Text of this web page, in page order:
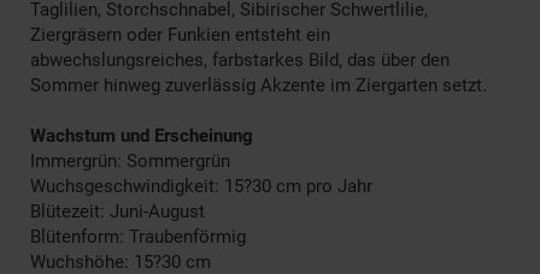
Taglilien, Storchschnabel, Sibirischer Schwertlilie,
Ziergräsern oder Funkien entsteht ein
abwechslungsreiches, farbstarkes Bild, das über den
Sommer hinweg zuverlässig Akzente im Ziergarten setzt.
Wachstum und Erscheinung
Immergrün: Sommergrün
Wuchsgeschwindigkeit: 15?30 cm pro Jahr
Blütezeit: Juni-August
Blütenform: Traubenförmig
Wuchshöhe: 15?30 cm